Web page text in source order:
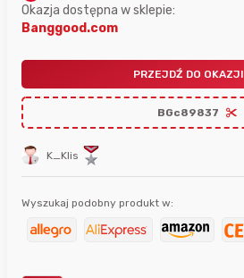
K_Klis
Okazja dostępna w sklepie:
Banggood.com
PRZEJDŹ DO OKAZJI
BGc89837
Wyszukaj podobny produkt w: